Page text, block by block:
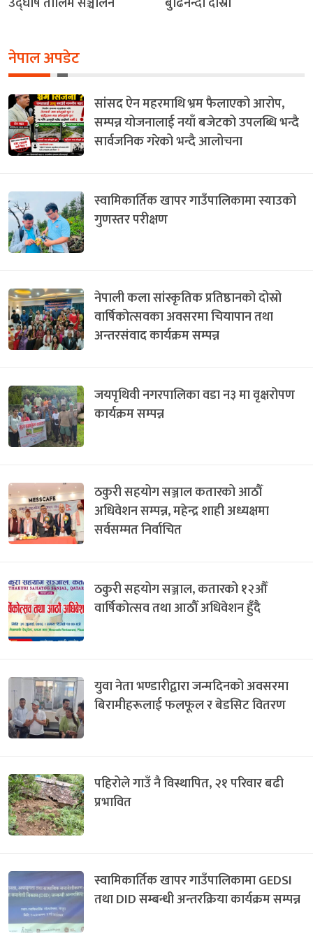
नेपाल अपडेट
सांसद ऐन महरमाथि भ्रम फैलाएको आरोप,
सम्पन्न योजनालाई नयाँ बजेटको उपलब्धि भन्दै
सार्वजनिक गरेको भन्दै आलोचना
स्वामिकार्तिक खापर गाउँपालिकामा स्याउको
गुणस्तर परीक्षण
नेपाली कला सांस्कृतिक प्रतिष्ठानको दोस्रो
वार्षिकोत्सवका अवसरमा चियापान तथा
अन्तरसंवाद कार्यक्रम सम्पन्न
जयपृथिवी नगरपालिका वडा न३ मा वृक्षरोपण
कार्यक्रम सम्पन्न
ठकुरी सहयोग सञ्जाल कतारको आठौँ
अधिवेशन सम्पन्न, महेन्द्र शाही अध्यक्षमा
सर्वसम्मत निर्वाचित
ठकुरी सहयोग सञ्जाल, कतारको १२औँ
वार्षिकोत्सव तथा आठौँ अधिवेशन हुँदै
युवा नेता भण्डारीद्वारा जन्मदिनको अवसरमा
बिरामीहरूलाई फलफूल र बेडसिट वितरण
पहिरोले गाउँ नै विस्थापित, २१ परिवार बढी
प्रभावित
स्वामिकार्तिक खापर गाउँपालिकामा GEDSI
तथा DID सम्बन्धी अन्तरक्रिया कार्यक्रम सम्पन्न